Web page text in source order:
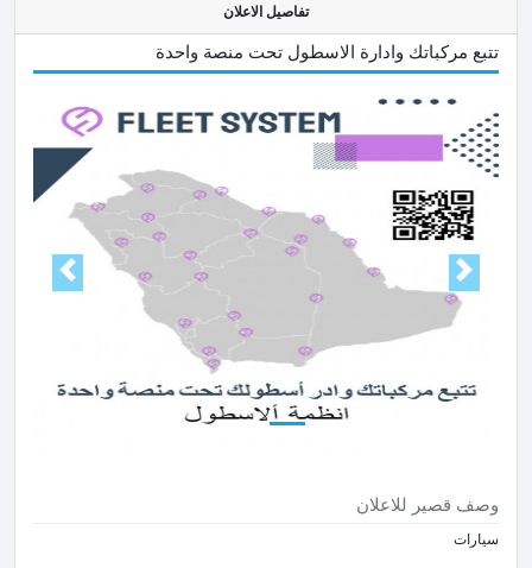
تفاصيل الاعلان
تتبع مركباتك وادارة الاسطول تحت منصة واحدة
Next Prev
وصف قصير للاعلان
سيارات